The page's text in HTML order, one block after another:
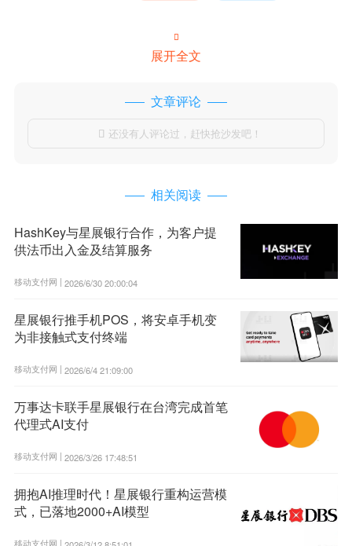

展开全文
文章评论
 还没有人评论过，赶快抢沙发吧！
相关阅读
HashKey与星展银行合作，为客户提
供法币出入金及结算服务
移动支付网 | 2026/6/30 20:00:04
星展银行推手机POS，将安卓手机变
为非接触式支付终端
移动支付网 | 2026/6/4 21:09:00
万事达卡联手星展银行在台湾完成首笔
代理式AI支付
移动支付网 | 2026/3/26 17:48:51
拥抱AI推理时代！星展银行重构运营模
式，已落地2000+AI模型
移动支付网 |